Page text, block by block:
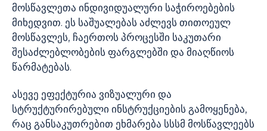
მოსწავლეთა ინდივიდუალური საჭიროებების
მიხედვით. ეს საშუალებას აძლევს თითოეულ
მოსწავლეს, ჩაერთოს პროცესში საკუთარი
შესაძლებლობების ფარგლებში და მიაღწიოს
წარმატებას.
ასევე ეფექტურია ვიზუალური და
სტრუქტურირებული ინსტრუქციების გამოყენება,
რაც განსაკუთრებით ეხმარება სსსმ მოსწავლეებს